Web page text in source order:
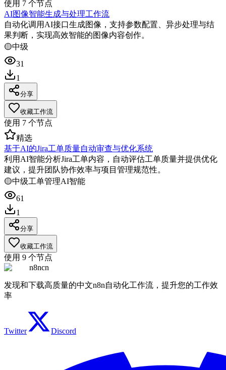
使用 7 个节点
AI图像智能生成与处理工作流
自动化调用AI接口生成图像，支持参数配置、异步处理与结
果判断，实现高效智能的图像内容创作。
🟡中级
31
1
分享
收藏工作流
使用 7 个节点
精选
基于AI的Jira工单质量自动审查与优化系统
利用AI智能分析Jira工单内容，自动评估工单质量并提供优化
建议，提升团队协作效率与项目管理规范性。
🟡中级工单管理AI智能
61
1
分享
收藏工作流
使用 9 个节点
n8ncn
发现和下载高质量的中文n8n自动化工作流，提升您的工作效
率
Twitter Discord